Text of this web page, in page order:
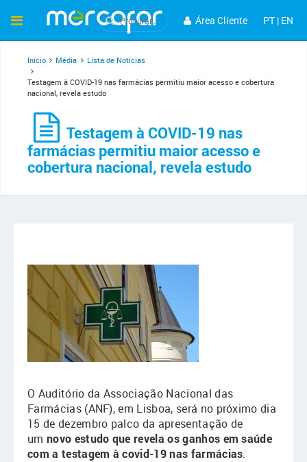
Área Cliente PT | EN
Início Média Lista de Notícias
Testagem à COVID-19 nas farmácias permitiu maior acesso e cobertura
nacional, revela estudo
Testagem à COVID-19 nas
farmácias permitiu maior acesso e
cobertura nacional, revela estudo
O Auditório da Associação Nacional das
Farmácias (ANF), em Lisboa, será no próximo dia
15 de dezembro palco da apresentação de
um novo estudo que revela os ganhos em saúde
com a testagem à covid-19 nas farmácias.